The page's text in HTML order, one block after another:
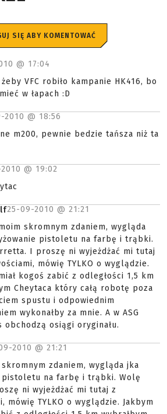
SIĘ ABY KOMENTOWAĆ
@ 17:04
VFC robiło kampanie HK416, bo
w łapach :D
2010 @ 18:56
m200, pewnie bedzie tańsza niż ta
@ 19:02
25-09-2010 @ 21:21
skromnym zdaniem, wygląda
pistoletu na farbę i trąbki.
I proszę ni wyjeżdżać mi tutaj
mówię TYLKO o wyglądzie.
kogoś zabić z odległości 1,5 km
Cheytaca który całą robotę poza
spustu i odpowiednim
wykonałby za mnie. A w ASG
obchodzą osiągi oryginału.
2010 @ 21:21
zdaniem, wygląda jka
pistoletu na farbę i trąbki. Wolę
ni wyjeżdżać mi tutaj z
mówię TYLKO o wyglądzie. Jakbym